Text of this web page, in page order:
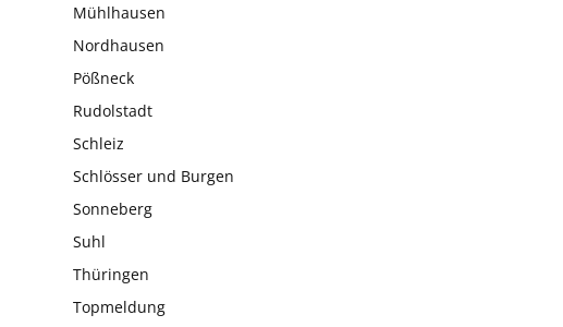
Mühlhausen
Nordhausen
Pößneck
Rudolstadt
Schleiz
Schlösser und Burgen
Sonneberg
Suhl
Thüringen
Topmeldung